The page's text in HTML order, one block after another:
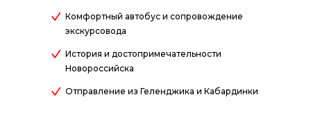
История и достопримечательности
Новороссийска
Комфортный автобус и сопровождение
экскурсовода
Отправление из Геленджика и Кабардинки